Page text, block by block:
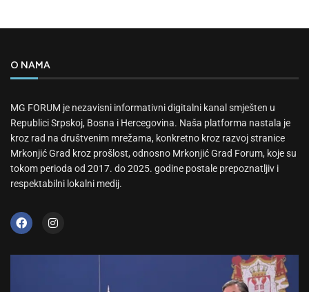
O NAMA
MG FORUM je nezavisni informativni digitalni kanal smješten u
Republici Srpskoj, Bosna i Hercegovina. Naša platforma nastala je
kroz rad na društvenim mrežama, konkretno kroz razvoj stranice
Mrkonjić Grad kroz prošlost, odnosno Mrkonjić Grad Forum, koje su
tokom perioda od 2017. do 2025. godine postale prepoznatljiv i
respektabilni lokalni medij.